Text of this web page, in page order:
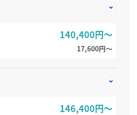
140,400円～
17,600円〜
146,400円～